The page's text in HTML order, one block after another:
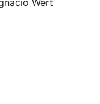
Wert